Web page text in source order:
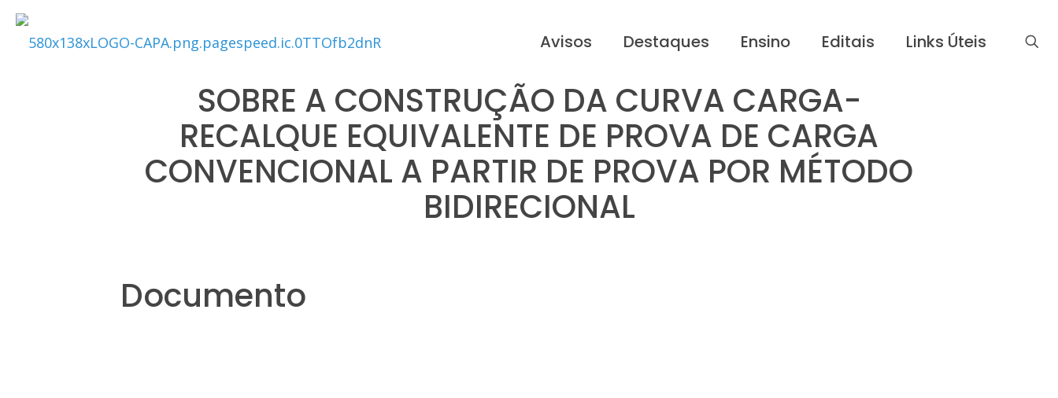
Avisos Destaques Ensino Editais Links Úteis
SOBRE A CONSTRUÇÃO DA CURVA CARGA-
RECALQUE EQUIVALENTE DE PROVA DE CARGA
CONVENCIONAL A PARTIR DE PROVA POR MÉTODO
BIDIRECIONAL
Documento